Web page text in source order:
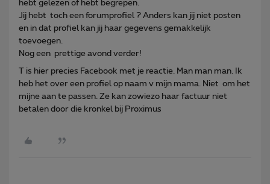
hebt gelezen of hebt begrepen.
Jij hebt toch een forumprofiel ? Anders kan jij niet posten
en in dat profiel kan jij haar gegevens gemakkelijk
toevoegen.
Nog een prettige avond verder!
T is hier precies Facebook met je reactie. Man man man. Ik
heb het over een profiel op naam v mijn mama. Niet om het
mijne aan te passen. Ze kan zowiezo haar factuur niet
betalen door die kronkel bij Proximus